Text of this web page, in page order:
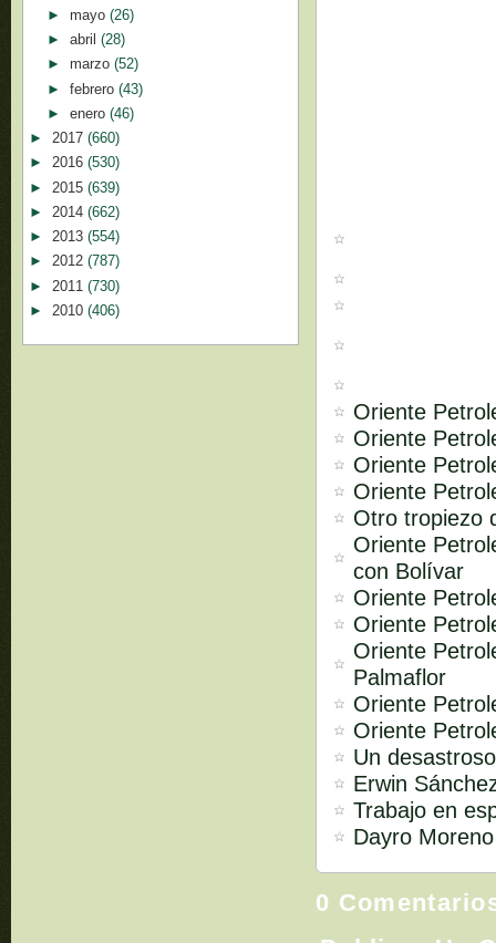
Oriente
Oriente
Oriente
Oriente
Otro tropiezo
Oriente
con Bolívar
Oriente
Oriente
Oriente
Palmaflor
Oriente
Oriente
Un
Erwin
Trabajo en
Dayro
0
► mayo (26)
► abril (28)
► marzo (52)
► febrero (43)
► enero (46)
► 2017 (660)
► 2016 (530)
► 2015 (639)
► 2014 (662)
► 2013 (554)
► 2012 (787)
► 2011 (730)
► 2010 (406)